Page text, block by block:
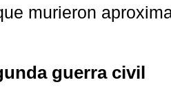
murieron
guerra civil